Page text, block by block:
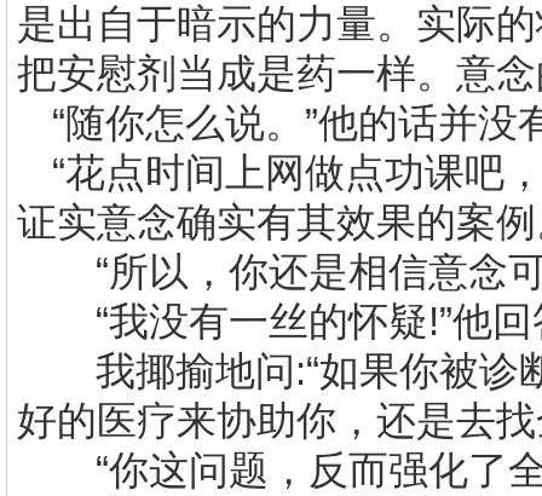
是出自于暗示的力量。实际
把安慰剂当成是药一样。意
“随你怎么说。”他的话并没
“花点时间上网做点功课吧
证实意念确实有其效果的案例
“所以，你还是相信意念
“我没有一丝的怀疑!”他
我揶揄地问:“如果你被诊
好的医疗来协助你，还是去
“你这问题，反而强化了